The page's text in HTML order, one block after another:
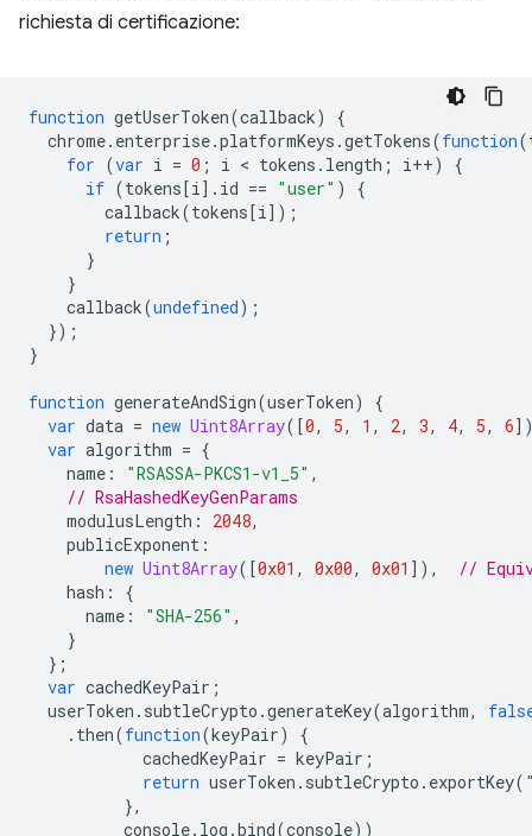
richiesta di certificazione:
function getUserToken(callback)
{
chrome. enterprise.platformKeys .getTokens(function(
for (var i = 0 ; i < tokens . length ; i++)
{
if (tokens[i]. id == "user" )
{
callback(tokens[i]);
return ;
}
}
callback(undefined);
});
}
function generateAndSign(userToken)
{
var data = new Uint8Array([0, 5, 1 , 2, 3, 4, 5, 6
var algorithm = {
name : "RSASSA-PKCS1-v1_5" ,
// RsaHashedKeyGenParams
modulusLength : 2048,
publicExponent :
new Uint8Array([0x01 , 0x00, 0x01 ]),
//
hash :
{
name : "SHA-256" ,
}
};
var cachedKeyPair ;
userToken . subtleCrypto .generateKey(algorithm,
. then(function(keyPair)
{
cachedKeyPair = keyPair ;
return userToken . subtleCrypto . exportKey(
},
console. log .bind(console))